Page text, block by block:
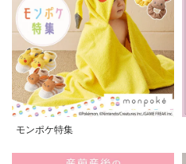
モンポケ特集